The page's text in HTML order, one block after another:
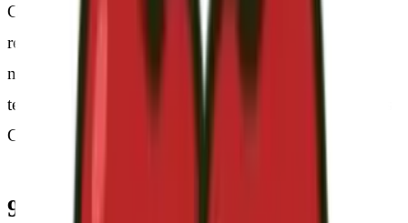
CERECILLA, S.L. se reserva el derecho a denegar o
retirar el acceso a portal y/o los servicios ofrecidos sin
necesidad de preaviso, a instancia propia o de un
tercero, a aquellos usuarios que incumplan las presentes
Condiciones Generales de Uso.
9. Generalidades